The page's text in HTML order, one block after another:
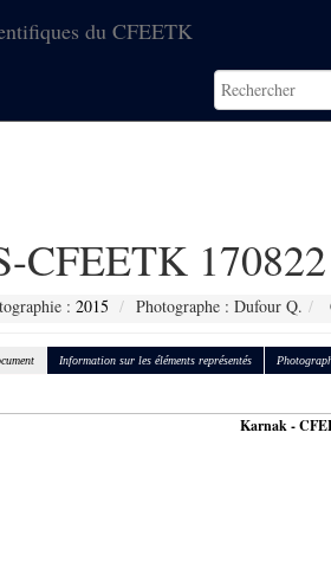
du CFEETK
CFEETK 170822
: 2015 Photographe : Dufour Q.
Information sur les éléments représentés